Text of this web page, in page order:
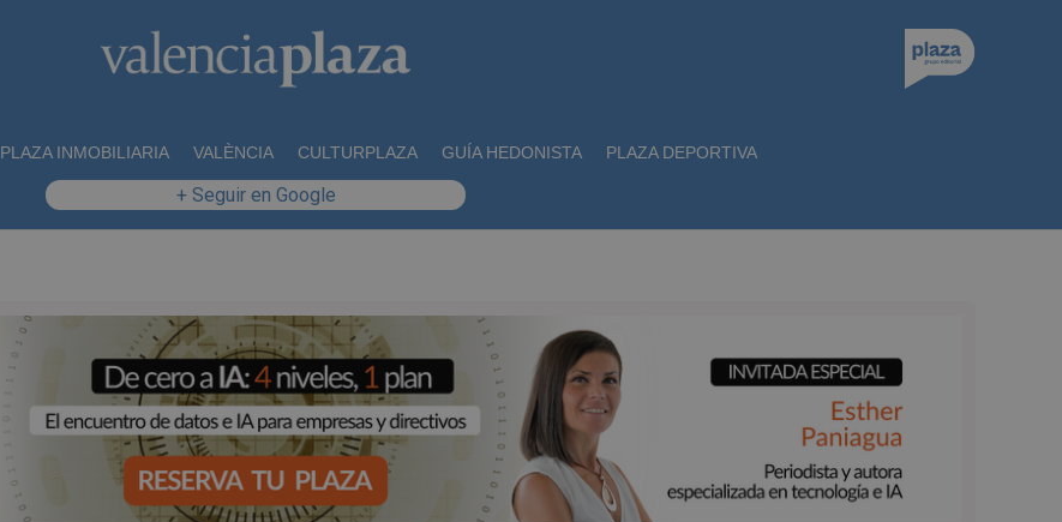
PLAZA INMOBILIARIA VALÈNCIA CULTURPLAZA GUÍA HEDONISTA PLAZA DEPORTIVA
+ Seguir en Google